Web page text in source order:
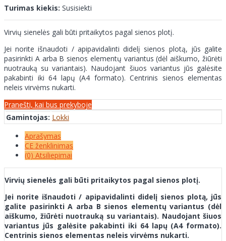
Turimas kiekis: Susisiekti
Virvių sienelės gali būti pritaikytos pagal sienos plotį.
Jei norite išnaudoti / apipavidalinti didelį sienos plotą, jūs galite
pasirinkti A arba B sienos elementų variantus (dėl aiškumo, žiūrėti
nuotrauką su variantais). Naudojant šiuos variantus jūs galėsite
pakabinti iki 64 lapų (A4 formato). Centrinis sienos elementas
neleis virvėms nukarti.
Pranešti, kai bus prekyboje
Gamintojas: Lokki
Aprašymas
CE ženklinimas
(0) Atsiliepimai
Virvių sienelės gali būti pritaikytos pagal sienos plotį.
Jei norite išnaudoti / apipavidalinti didelį sienos plotą, jūs
galite pasirinkti A arba B sienos elementų variantus (dėl
aiškumo, žiūrėti nuotrauką su variantais). Naudojant šiuos
variantus jūs galėsite pakabinti iki 64 lapų (A4 formato).
Centrinis sienos elementas neleis virvėms nukarti.